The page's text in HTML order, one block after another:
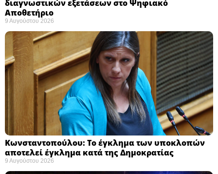
διαγνωστικών εξετάσεων στο Ψηφιακό
Αποθετήριο ​
9 Αυγούστου 2026
Κωνσταντοπούλου: Το έγκλημα των υποκλοπών
αποτελεί έγκλημα κατά της Δημοκρατίας ​
9 Αυγούστου 2026